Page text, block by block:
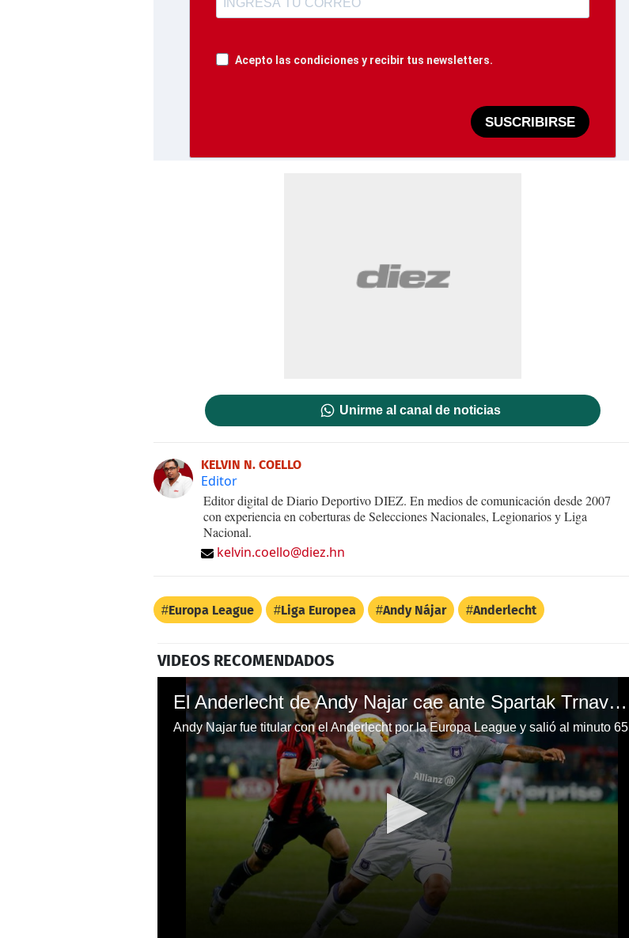
Acepto las condiciones y recibir tus newsletters.
SUSCRIBIRSE
Unirme al canal de noticias
KELVIN N. COELLO
Editor
Editor digital de Diario Deportivo DIEZ. En medios de comunicación desde 2007
con experiencia en coberturas de Selecciones Nacionales, Legionarios y Liga
Nacional.
kelvin.coello@diez.hn
Europa League Liga Europea Andy Nájar Anderlecht
VIDEOS RECOMENDADOS
El Anderlecht de Andy Najar cae ante Spartak Trnava por la Europa League
Andy Najar fue titular con el Anderlecht por la Europa League y salió al minuto 65